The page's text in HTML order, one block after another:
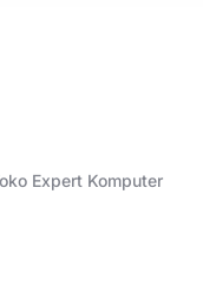
Expert Komputer